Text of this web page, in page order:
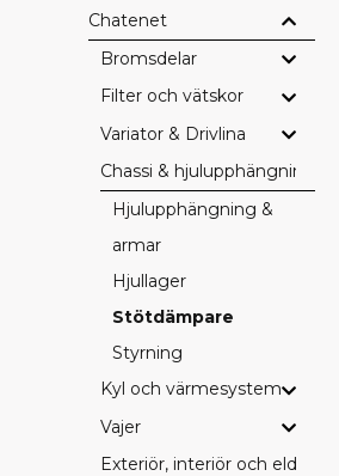
Chatenet
Bromsdelar
Filter och vätskor
Variator & Drivlina
Chassi & hjulupphängning
Hjulupphängning &
armar
Hjullager
Stötdämpare
Styrning
Kyl och värmesystem
Vajer
Exteriör, interiör och eldetaljer